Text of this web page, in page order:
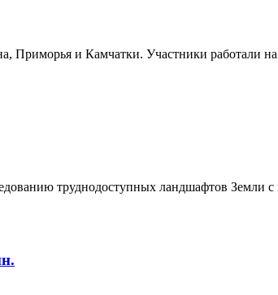
Приморья и Камчатки. Участники работали
труднодоступных ландшафтов